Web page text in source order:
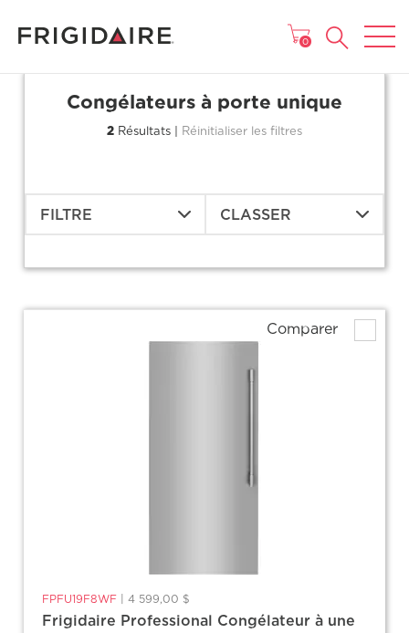
MENU
0
Congélateurs à porte unique
2Résultats | Réinitialiser les filtres
FILTRE CLASSER
Comparer
FPFU19F8WF 4 599,00 $
Frigidaire Professional Congélateur à une